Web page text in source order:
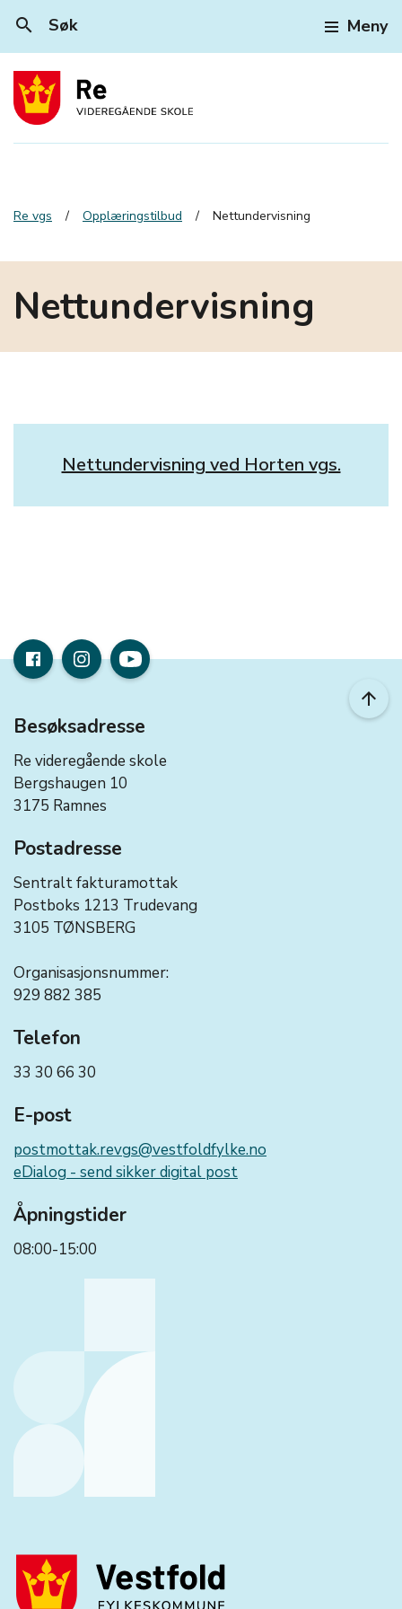
search Søk Meny
Re vgs Opplæringstilbud Nettundervisning
Nettundervisning
Nettundervisning ved Horten vgs.
arrow_upward
Besøksadresse
Re videregående skole
Bergshaugen 10
3175 Ramnes
Postadresse
Sentralt fakturamottak
Postboks 1213 Trudevang
3105 TØNSBERG
Organisasjonsnummer:
929 882 385
Telefon
33 30 66 30
E-post
postmottak.revgs@vestfoldfylke.no
eDialog - send sikker digital post
Åpningstider
08:00-15:00